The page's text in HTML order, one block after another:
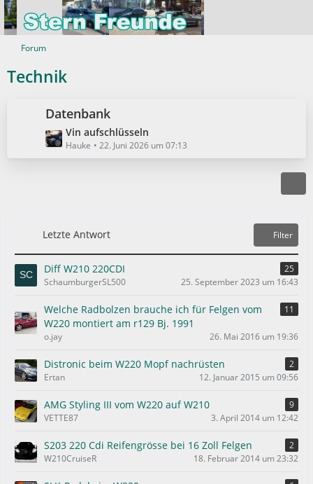
Forum
Technik
Datenbank
L
e
t
e
t
r
ä
e
Vin aufschlüsseln
Hauke 22. Juni 2026 um 07:13
Letzte Antwort Filter
Diff W210 220CDI
25
SchaumburgerSL500
25. September 2023 um 16:43
Welche Radbolzen brauche ich für Felgen vom
W220 montiert am r129 Bj. 1991
11
o.jay 26. Mai 2016 um 19:36
Distronic beim W220 Mopf nachrüsten
2
Ertan
12. Januar 2015 um 09:56
AMG Styling III vom W220 auf W210
9
VETTE87
3. April 2014 um 12:42
S203 220 Cdi Reifengrösse bei 16 Zoll Felgen
2
W210CruiseR
18. Februar 2014 um 23:32